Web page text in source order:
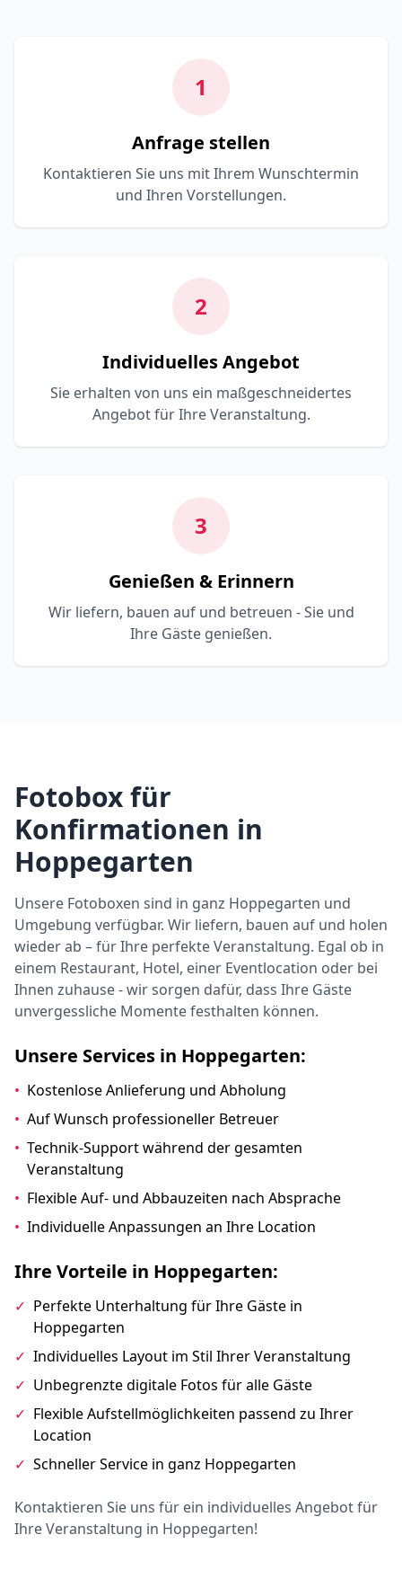
1
Anfrage stellen
Kontaktieren Sie uns mit Ihrem Wunschtermin
und Ihren Vorstellungen.
2
Individuelles Angebot
Sie erhalten von uns ein maßgeschneidertes
Angebot für Ihre Veranstaltung.
3
Genießen & Erinnern
Wir liefern, bauen auf und betreuen - Sie und
Ihre Gäste genießen.
Fotobox für
Konfirmationen in
Hoppegarten
Unsere Fotoboxen sind in ganz Hoppegarten und
Umgebung verfügbar. Wir liefern, bauen auf und holen
wieder ab – für Ihre perfekte Veranstaltung. Egal ob in
einem Restaurant, Hotel, einer Eventlocation oder bei
Ihnen zuhause - wir sorgen dafür, dass Ihre Gäste
unvergessliche Momente festhalten können.
Unsere Services in Hoppegarten:
• Kostenlose Anlieferung und Abholung
• Auf Wunsch professioneller Betreuer
• Technik-Support während der gesamten
Veranstaltung
• Flexible Auf- und Abbauzeiten nach Absprache
• Individuelle Anpassungen an Ihre Location
Ihre Vorteile in Hoppegarten:
✓ Perfekte Unterhaltung für Ihre Gäste in
Hoppegarten
✓ Individuelles Layout im Stil Ihrer Veranstaltung
✓ Unbegrenzte digitale Fotos für alle Gäste
✓ Flexible Aufstellmöglichkeiten passend zu Ihrer
Location
✓ Schneller Service in ganz Hoppegarten
Kontaktieren Sie uns für ein individuelles Angebot für
Ihre Veranstaltung in Hoppegarten!